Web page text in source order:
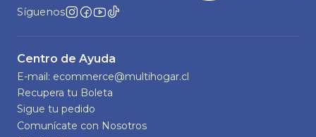
Síguenos
Centro de Ayuda
E-mail: ecommerce@multihogar.cl
Recupera tu Boleta
Sigue tu pedido
Comunícate con Nosotros